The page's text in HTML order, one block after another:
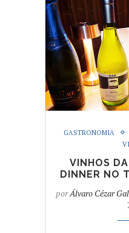
GASTRONOMIA
VINHOS
DINNER NO
porÁlvaro Cézar